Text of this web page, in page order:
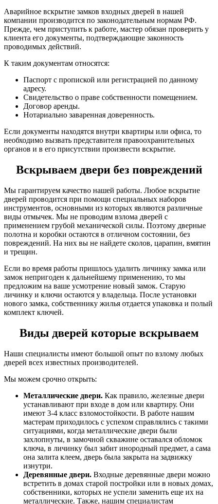
Аварийное вскрытие замков входных дверей в нашей
компании производится по законодательным нормам РФ.
Прежде, чем приступить к работе, мастер обязан проверить у
клиента его документы, подтверждающие законность
проводимых действий.
К таким документам относятся:
Паспорт с пропиской или регистрацией по данному
адресу.
Свидетельство о праве собственности помещением.
Договор аренды.
Нотариально заваренная доверенность.
Если документы находятся внутри квартиры или офиса, то
необходимо вызвать представителя правоохранительных
органов и в его присутствии произвести вскрытие.
Вскрываем двери без повреждений
Мы гарантируем качество нашей работы. Любое вскрытие
дверей проводится при помощи специальных наборов
инструментов, основными из которых являются различные
виды отмычек. Мы не проводим взлома дверей с
применением грубой механической силы. Поэтому дверные
полотна и коробки остаются в отличном состоянии, без
повреждений. На них вы не найдете сколов, царапин, вмятин
и трещин.
Если во время работы пришлось удалить личинку замка или
замок непригоден к дальнейшему применению, то мы
предложим на ваше усмотрение новый замок. Старую
личинку и ключи остаются у владельца. После установки
нового замка, собственнику жилья отдается упаковка и полый
комплект ключей.
Виды дверей которые вскрываем
Наши специалисты имеют большой опыт по взлому любых
дверей всех известных производителей.
Мы можем срочно открыть:
Металлические двери. Как правило, железные двери
устанавливают при входе в дом или квартиру. Они
имеют 3-4 класс взломостойкости. В работе нашим
мастерам приходилось с успехом справлялись с такими
ситуациями, когда металлические двери были
захлопнуты, в замочной скважине оставался обломок
ключа, в личинку был забит инородный предмет, а сама
она залита клеем, дверь была закрыта на задвижку
изнутри.
Деревянные двери. Входные деревянные двери можно
встретить в домах старой постройки или в новых домах,
собственники, которых не успели заменить еще их на
металлические. Также, нашим специалистам